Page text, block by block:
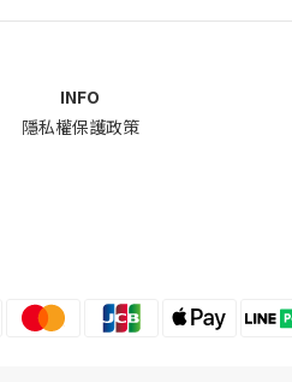
INFO
隱私權保護政策